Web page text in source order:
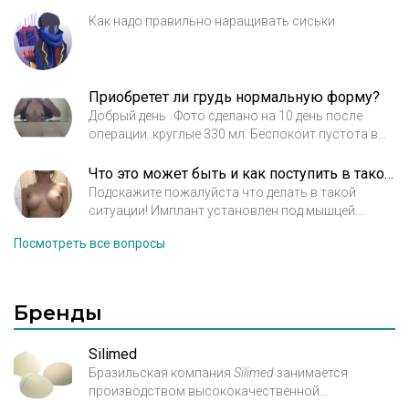
Как надо правильно наращивать сиськи
Приобретет ли грудь нормальную форму?
Добрый день . Фото сделано на 10 день после
операции .круглые 330 мл. Беспокоит пустота в
расположение сосков . Подскажите ,приобретет
ли грудь нормальную натуральную форму или
импланты установлены слишком высоко ?
Что это может быть и как поступить в такой ситуации?
Подскажите пожалуйста что делать в такой
ситуации! Имплант установлен под мышцей.
на груди , и увидела асимметрию , сделала узи ,
своему хирургу. Но интересно мнение и других
м’язове розташування імпланта до верхнього
краю ареоли. Это левая которая меня беспокоит !
А вот правая : під м’язове розташування до
Посмотреть все вопросы
Бренды
Silimed
Бразильская компания Silimedзанимается
производством высококачественной